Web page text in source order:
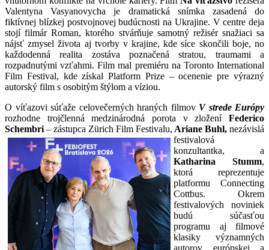
Valentyna Vasyanovycha je dramatická snímka zasadená do
fiktívnej blízkej postvojnovej budúcnosti na Ukrajine. V centre deja
stojí filmár Roman, ktorého stvárňuje samotný režisér snažiaci sa
nájsť zmysel života aj tvorby v krajine, kde síce skončili boje, no
každodenná realita zostáva poznačená stratou, traumami a
rozpadnutými vzťahmi. Film mal premiéru na Toronto International
Film Festival, kde získal Platform Prize – ocenenie pre výrazný
autorský film s osobitým štýlom a víziou.
O víťazovi súťaže celovečerných hraných filmov V strede Európy
rozhodne trojčlenná medzinárodná porota v zloženíFederico
Schembri – zástupca Zürich Film Festivalu, Ariane Buhl, nezávislá
festivalová
konzultantka, a
Katharina Stumm,
ktorá reprezentuje
platformu Connecting
Cottbus. Okrem
festivalových noviniek
budú súčasťou
programu aj filmové
klasiky významných
autorov európskej a